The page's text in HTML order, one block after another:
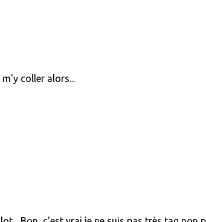
coller alors...